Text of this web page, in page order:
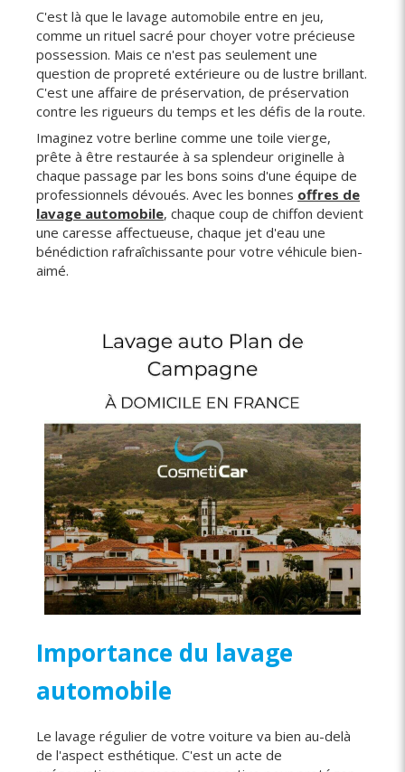
C'est là que le lavage automobile entre en jeu,
comme un rituel sacré pour choyer votre précieuse
possession. Mais ce n'est pas seulement une
question de propreté extérieure ou de lustre brillant.
C'est une affaire de préservation, de préservation
contre les rigueurs du temps et les défis de la route.
Imaginez votre berline comme une toile vierge,
prête à être restaurée à sa splendeur originelle à
chaque passage par les bons soins d'une équipe de
professionnels dévoués. Avec les bonnes offres de
lavage automobile, chaque coup de chiffon devient
une caresse affectueuse, chaque jet d'eau une
bénédiction rafraîchissante pour votre véhicule bien-
aimé.
Importance du lavage
automobile
Le lavage régulier de votre voiture va bien au-delà
de l'aspect esthétique. C'est un acte de